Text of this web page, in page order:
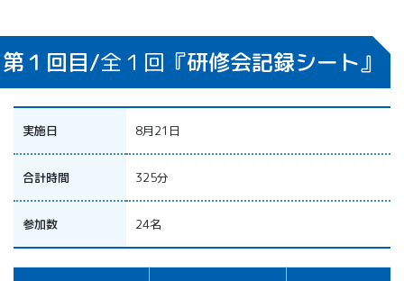
第１回目/全１回 『研修会記録シート』
実施日 8月21日
合計時間 325分
参加数 24名